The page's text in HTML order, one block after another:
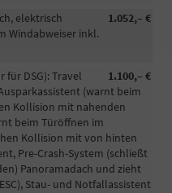
1.052,– €
elektrisch
Windabweiser inkl.
1.100,– €
für DSG): Travel
(warnt beim
Kollision mit nahenden
beim Türöffnen im
Kollision mit von hinten
Pre-Crash-System (schließt
Panoramadach und zieht
Stau- und Notfallassistent